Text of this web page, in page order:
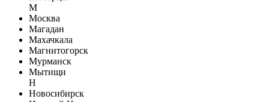
М
Москва
Магадан
Махачкала
Магнитогорск
Мурманск
Мытищи
Н
Новосибирск